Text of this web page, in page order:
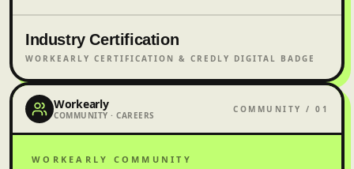
Industry Certification
WORKEARLY CERTIFICATION & CREDLY DIGITAL BADGE
Workearly
COMMUNITY · CAREERS
COMMUNITY / 01
WORKEARLY COMMUNITY